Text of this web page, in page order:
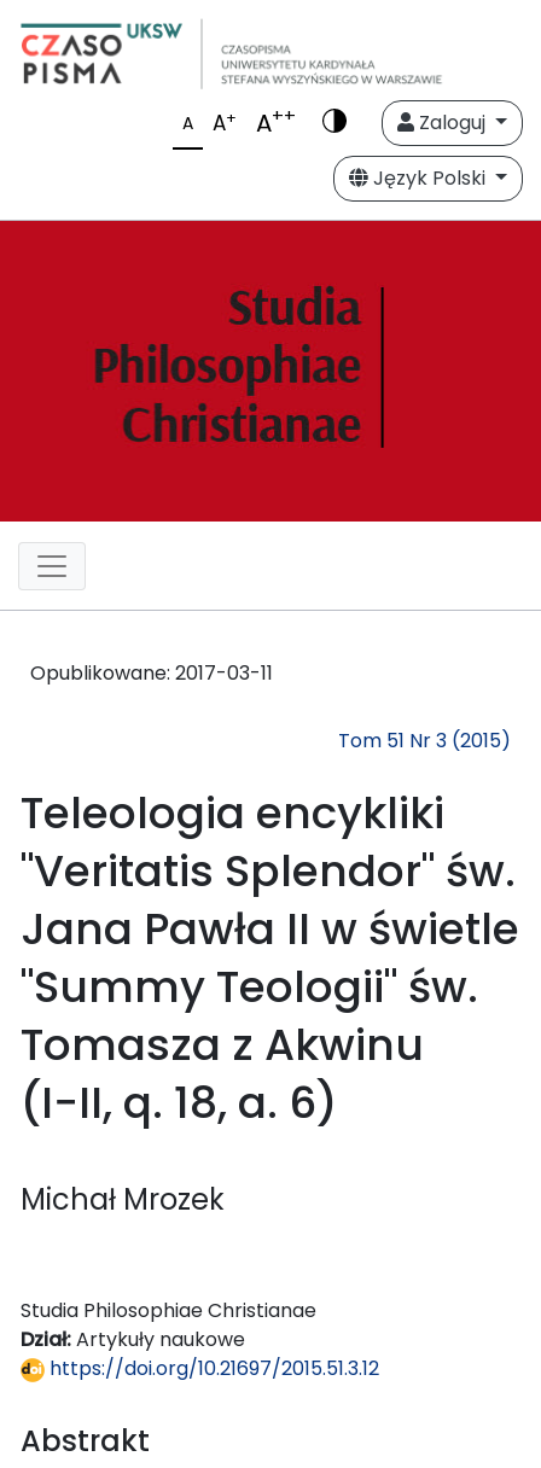
A A+ A++
Zaloguj
Język Polski
Opublikowane: 2017-03-11
Tom 51 Nr 3 (2015)
Teleologia encykliki
"Veritatis Splendor" św.
Jana Pawła II w świetle
"Summy Teologii" św.
Tomasza z Akwinu
(I−II, q. 18, a. 6)
Michał Mrozek
Studia Philosophiae Christianae
Dział:Artykuły naukowe
https://doi.org/10.21697/2015.51.3.12
Abstrakt